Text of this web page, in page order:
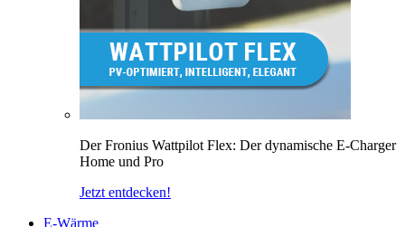
Der Fronius Wattpilot Flex: Der dynamische E-Charger
Home und Pro
Jetzt entdecken!
E-Wärme